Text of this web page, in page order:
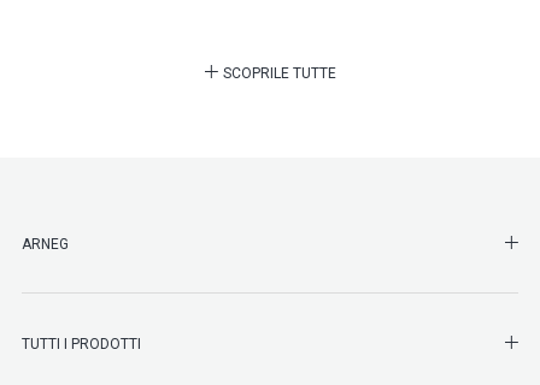
SCOPRILE TUTTE
ARNEG
TUTTI I PRODOTTI